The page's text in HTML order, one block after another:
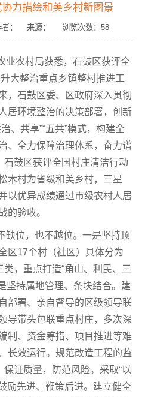
力描绘和美乡村新图景
者： 来源： 浏览次数： 58
业农村局获悉，石鼓区获评全
大整治重点乡镇整村推进工
，石鼓区委、区政府深入贯彻
居环境整治的决策部署，创新
、共享”“五共”模式，构建全
、全力保障治理体系，奋力谱
石鼓区获评全国村庄清洁行动
木村为省级和美乡村，三星
以优异成绩通过市级农村人居
的验收。
缺位，也不越位。一是坚持顶
区17个村（社区）具体分为
类，重点打造“角山、利民、三
坚持属地管理、条块结合。建
部署、亲自督导的区级领导联
导带头包联重点村庄，多次深
制、资金筹措、项目推进等难
长效运行。规范改造工程的监
保证质量，防范风险。采取“以
励先进、鞭策后进。建立健全